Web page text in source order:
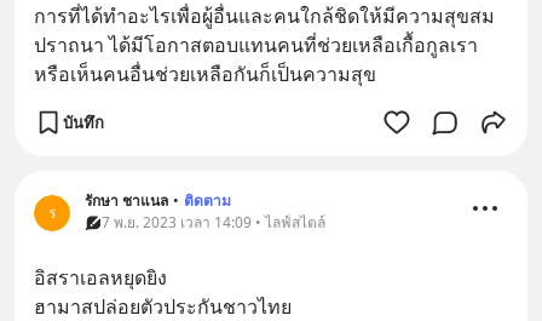
การที่ได้ทำอะไรเพื่อผู้อื่นและคนใกล้ชิดให้มีความสุขสม
ปราถนา ได้มีโอกาสตอบแทนคนที่ช่วยเหลือเกื้อกูลเรา
หรือเห็นคนอื่นช่วยเหลือกันก็เป็นความสุข
บันทึก
ร
รักษา ชาแนล • ติดตาม
7 พ.ย. 2023 เวลา 14:09 • ไลฟ์สไตล์
อิสราเอลหยุดยิง
ฮามาสปล่อยตัวประกันชาวไทย